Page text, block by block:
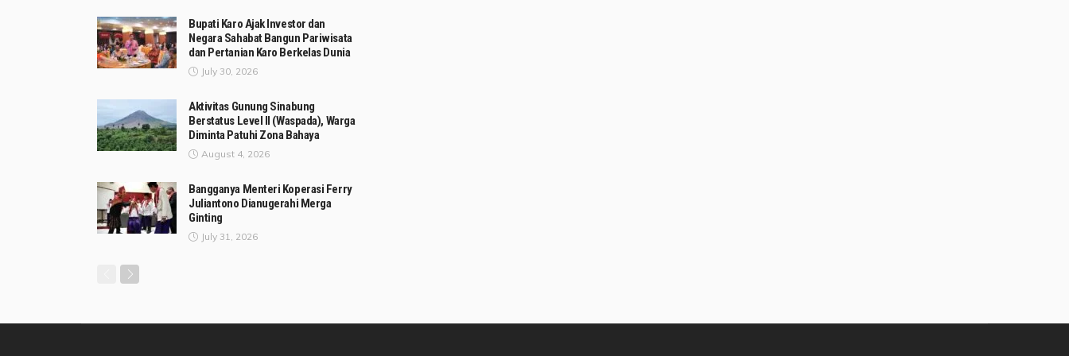
Bupati Karo Ajak Investor dan
Negara Sahabat Bangun Pariwisata
dan Pertanian Karo Berkelas Dunia
July 30, 2026
Aktivitas Gunung Sinabung
Berstatus Level II (Waspada), Warga
Diminta Patuhi Zona Bahaya
August 4, 2026
Bangganya Menteri Koperasi Ferry
Juliantono Dianugerahi Merga
Ginting
July 31, 2026